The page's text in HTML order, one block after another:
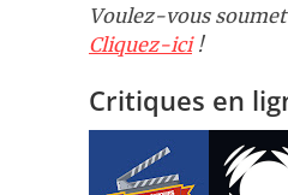
Voulez-vous
Cliquez-ici!
Critiques en